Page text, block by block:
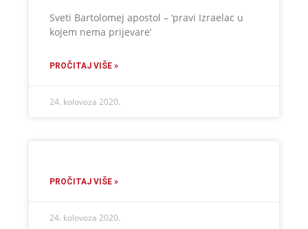
Sveti Bartolomej apostol – ‘pravi Izraelac u
kojem nema prijevare’
PROČITAJ VIŠE »
24. kolovoza 2020.
PROČITAJ VIŠE »
24. kolovoza 2020.